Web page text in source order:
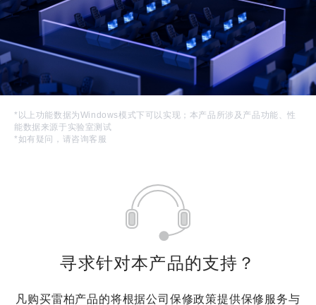
*以上功能数据为Windows模式下可以实现；本产品所涉及产品功能、性
能数据来源于实验室测试
*如有疑问，请咨询客服
寻求针对本产品的支持？
凡购买雷柏产品的将根据公司保修政策提供保修服务与